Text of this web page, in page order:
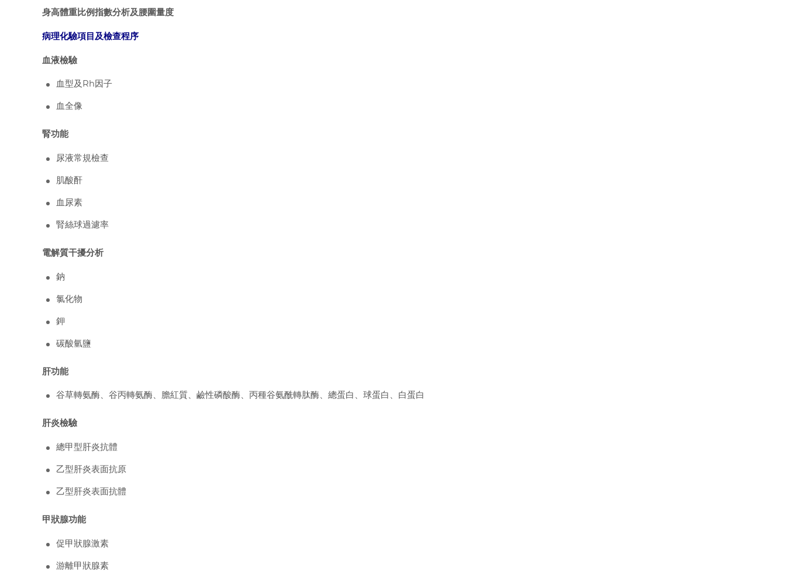
身高體重比例指數分析及腰圍量度
病理化驗項目及檢查程序
血液檢驗
血型及Rh因子
血全像
腎功能
尿液常規檢查
肌酸酐
血尿素
腎絲球過濾率
電解質干擾分析
鈉
氯化物
鉀
碳酸氫鹽
肝功能
谷草轉氨酶、谷丙轉氨酶、膽紅質、鹼性磷酸酶、丙種谷氨酰轉肽酶、總蛋白、球蛋白、白蛋白
肝炎檢驗
總甲型肝炎抗體
乙型肝炎表面抗原
乙型肝炎表面抗體
甲狀腺功能
促甲狀腺激素
游離甲狀腺素